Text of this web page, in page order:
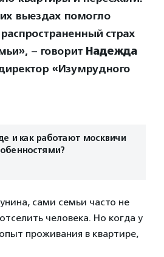
выездах помогло
страх
– говорит Надежда
«Изумрудного
и как работают москвичи
сами семьи часто не
человека. Но когда у
проживания в квартире,